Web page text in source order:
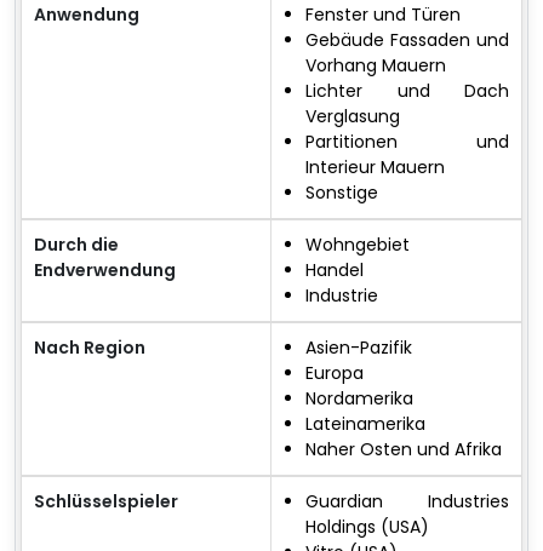
Anwendung
Fenster und Türen
Gebäude Fassaden und
Vorhang Mauern
Lichter und Dach
Verglasung
Partitionen und
Interieur Mauern
Sonstige
Durch die
Endverwendung
Wohngebiet
Handel
Industrie
Nach Region
Asien-Pazifik
Europa
Nordamerika
Lateinamerika
Naher Osten und Afrika
Schlüsselspieler
Guardian Industries
Holdings (USA)